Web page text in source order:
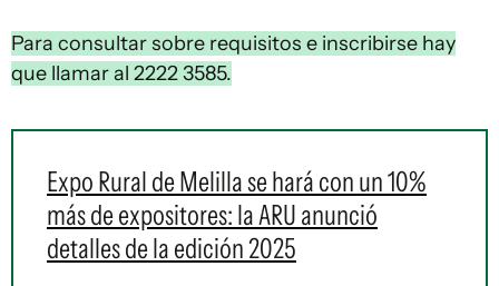
Para consultar sobre requisitos e inscribirse hay
que llamar al 2222 3585.
Expo Rural de Melilla se hará con un 10%
más de expositores: la ARU anunció
detalles de la edición 2025